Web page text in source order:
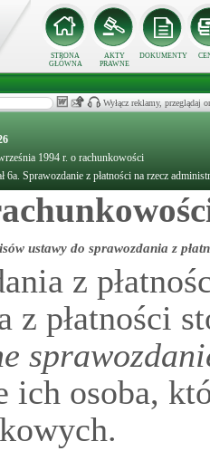
STRONA
GŁÓWNA
AKTY
PRAWNE
DOKUMENTY
Wyłącz reklamy, przeglądaj
1994 r. o rachunkowości
6a. Sprawozdanie z płatności na rzecz
ustawy do sprawozdania z
z
z płatności
ich osoba,